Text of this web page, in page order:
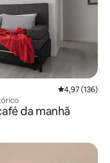
4,97 de uma
4,97 (136)
da manhã